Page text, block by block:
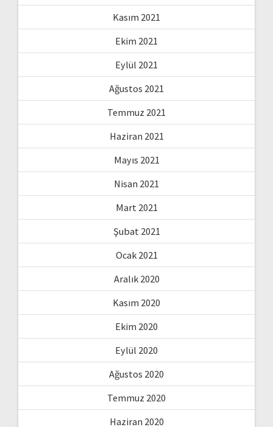
Kasım 2021
Ekim 2021
Eylül 2021
Ağustos 2021
Temmuz 2021
Haziran 2021
Mayıs 2021
Nisan 2021
Mart 2021
Şubat 2021
Ocak 2021
Aralık 2020
Kasım 2020
Ekim 2020
Eylül 2020
Ağustos 2020
Temmuz 2020
Haziran 2020